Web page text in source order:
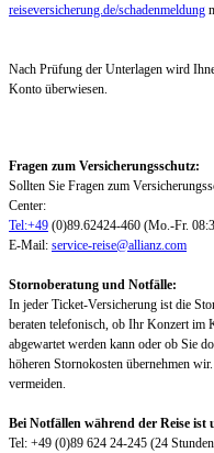
reiseversicherung.de/schadenmeldung
Nach Prüfung der Unterlagen wird
Konto überwiesen.
Fragen zum Versicherungsschutz:
Sollten Sie Fragen zum
Center:
Tel:+49 (0)89.62424-460 (Mo.-Fr.
E-Mail: service-reise@allianz.com
Stornoberatung und Notfälle:
In jeder Ticket-Versicherung ist die
beraten telefonisch, ob Ihr Konzert im
abgewartet werden kann oder ob Sie
höheren Stornokosten übernehmen
vermeiden.
Bei Notfällen während der Reise ist
Tel: +49 (0)89 624 24-245 (24